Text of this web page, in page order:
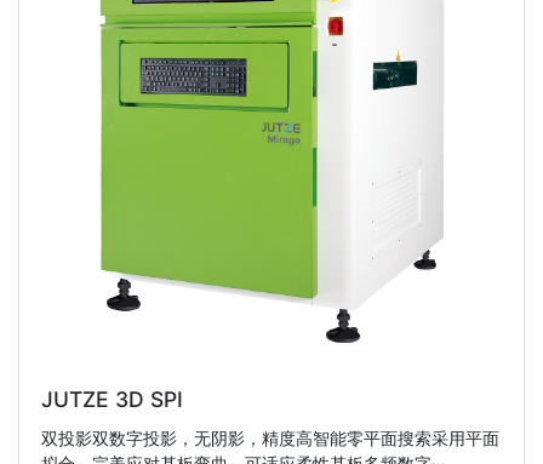
JUTZE 3D SPI
双投影双数字投影，无阴影，精度高智能零平面搜索采用平面